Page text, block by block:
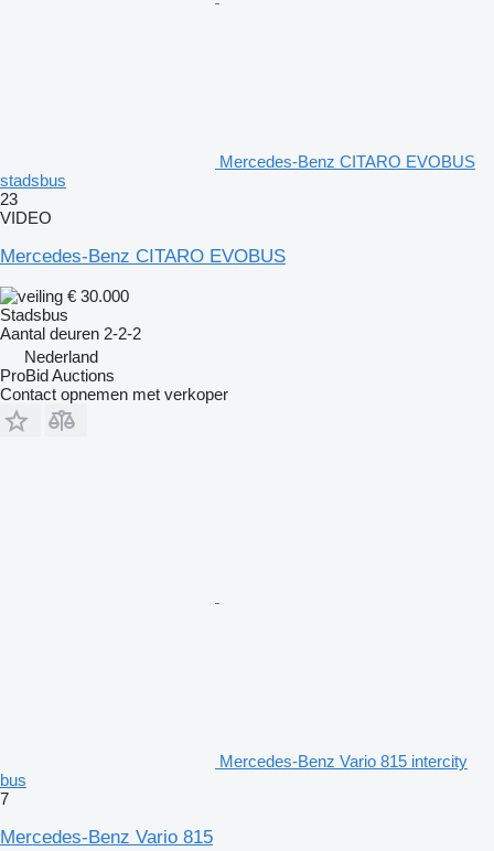
Mercedes-Benz CITARO EVOBUS
stadsbus
23
VIDEO
Mercedes-Benz CITARO EVOBUS
€ 30.000
Stadsbus
Aantal deuren 2-2-2
Nederland
ProBid Auctions
Contact opnemen met verkoper
Mercedes-Benz Vario 815 intercity
bus
7
Mercedes-Benz Vario 815